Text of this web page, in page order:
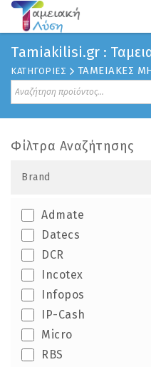
Τamiakilisi.gr :
ΚΑΤΗΓΟΡΙΕΣ ΤΑΜΕΙΑΚΕΣ
Φίλτρα Αναζήτησης
Brand
Admate
Datecs
DCR
Incotex
Infopos
IP-Cash
Micro
RBS